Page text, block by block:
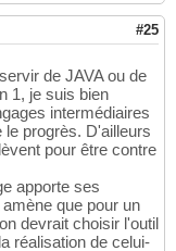
#25
de JAVA ou de
1, je suis bien
intermédiaires
progrès. D'ailleurs
pour être contre
apporte ses
que pour un
devrait choisir l'outil
réalisation de celui-